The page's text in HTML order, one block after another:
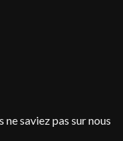
ne saviez pas sur nous